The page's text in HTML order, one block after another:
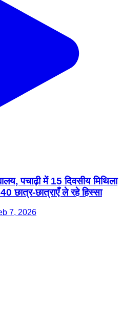
पचाढ़ी में 15 दिवसीय मिथिला
छात्र-छात्राएँ ले रहे हिस्सा
7, 2026